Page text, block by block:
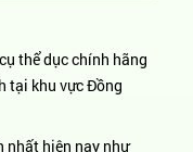
thể dục chính hãng
tại khu vực Đồng
nhất hiện nay như